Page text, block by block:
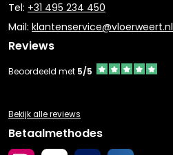
Tel: +31 495 234 450
Mail: klantenservice@vloerweert.nl
Reviews
Beoordeeld met 5/5
Bekijk alle reviews
Betaalmethodes